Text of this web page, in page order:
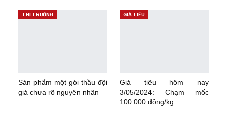
THỊ TRƯỜNG
Sản phẩm một gói thầu đội
giá chưa rõ nguyên nhân
GIÁ TIÊU
Giá tiêu hôm nay
3/05/2024: Chạm mốc
100.000 đồng/kg